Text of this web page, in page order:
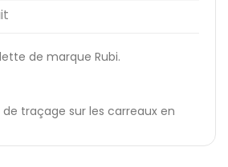
de marque Rubi.
traçage sur les carreaux en